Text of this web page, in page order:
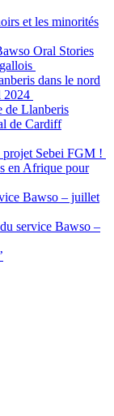
et les minorités
Oral Stories
dans le nord
2024
de Llanberis
de Cardiff
Sebei FGM !
en Afrique pour
Bawso – juillet
service Bawso –